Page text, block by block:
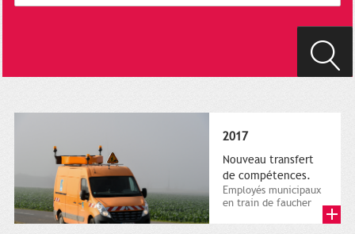
2017
Nouveau transfert
de compétences.
Employés municipaux
en train de faucher